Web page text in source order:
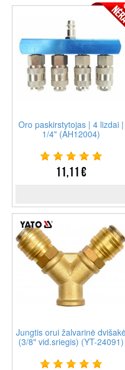
Oro paskirstytojas | 4 lizdai |
1/4" (AH12004)
11,11 €
Jungtis orui žalvarinė
(3/8" vid.sriegis) (YT-24091)